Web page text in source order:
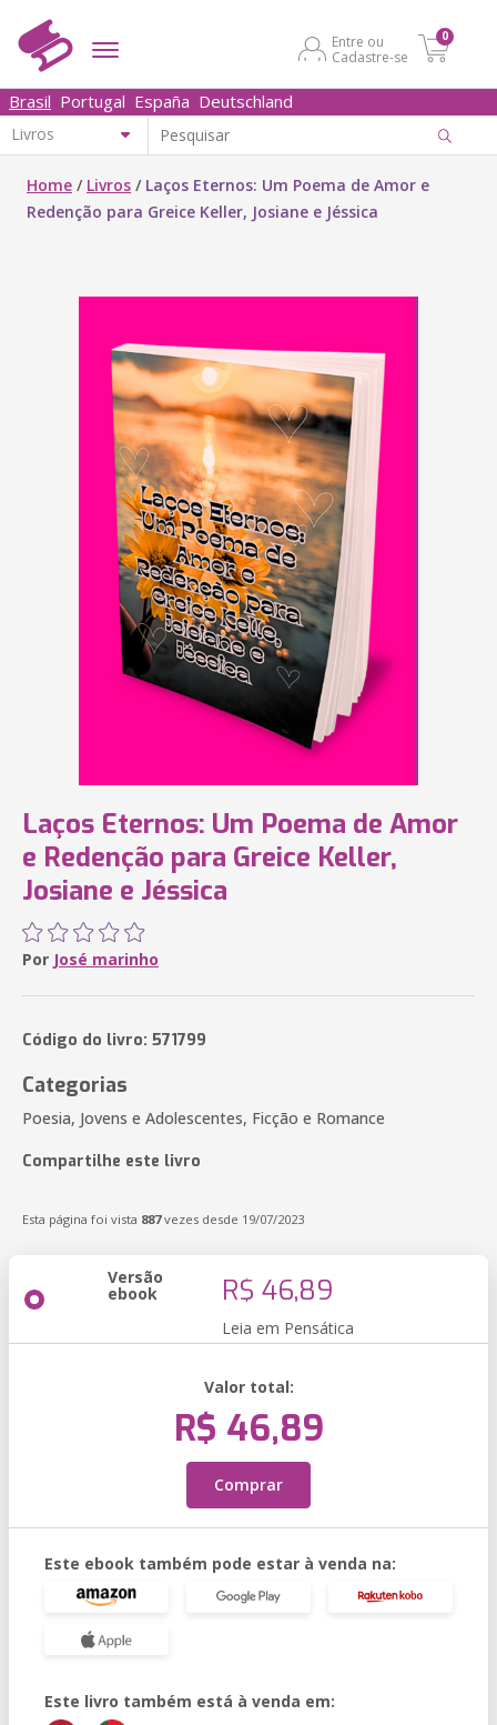
Entre ou
Cadastre-se
0
Brasil Portugal España Deutschland
Home / Livros / Laços Eternos: Um Poema de Amor e
Redenção para Greice Keller, Josiane e Jéssica
Laços Eternos: Um Poema de Amor
e Redenção para Greice Keller,
Josiane e Jéssica
Por José marinho
Código do livro: 571799
Categorias
Poesia, Jovens e Adolescentes, Ficção e Romance
Compartilhe este livro
Esta página foi vista 887vezes desde 19/07/2023
Versão
ebook R$ 46,89
Leia em Pensática
Valor total:
R$ 46,89
Comprar
Este ebook também pode estar à venda na:
Este livro também está à venda em: